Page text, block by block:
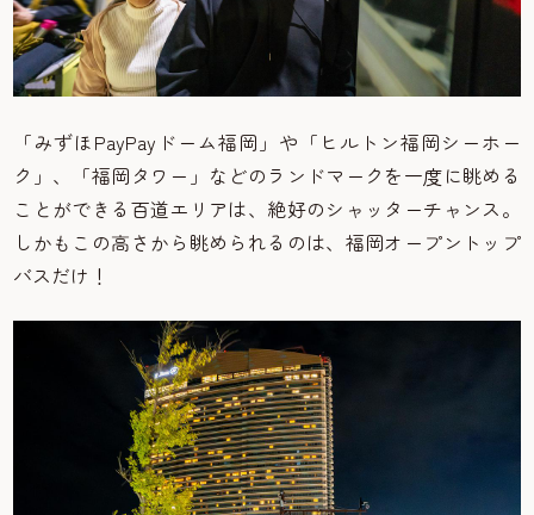
「みずほPayPayドーム福岡」や「ヒルトン福岡シーホー
ク」、「福岡タワー」などのランドマークを一度に眺める
ことができる百道エリアは、絶好のシャッターチャンス。
しかもこの高さから眺められるのは、福岡オープントップ
バスだけ！